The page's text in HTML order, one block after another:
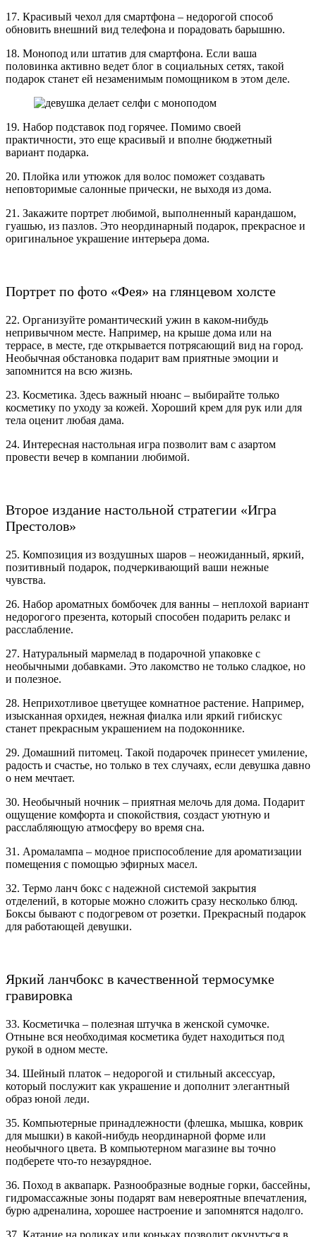
17. Красивый чехол для смартфона – недорогой способ
обновить внешний вид телефона и порадовать барышню.
18. Монопод или штатив для смартфона. Если ваша
половинка активно ведет блог в социальных сетях, такой
подарок станет ей незаменимым помощником в этом деле.
19. Набор подставок под горячее. Помимо своей
практичности, это еще красивый и вполне бюджетный
вариант подарка.
20. Плойка или утюжок для волос поможет создавать
неповторимые салонные прически, не выходя из дома.
21. Закажите портрет любимой, выполненный карандашом,
гуашью, из пазлов. Это неординарный подарок, прекрасное и
оригинальное украшение интерьера дома.
Портрет по фото «Фея» на глянцевом холсте
22. Организуйте романтический ужин в каком-нибудь
непривычном месте. Например, на крыше дома или на
террасе, в месте, где открывается потрясающий вид на город.
Необычная обстановка подарит вам приятные эмоции и
запомнится на всю жизнь.
23. Косметика. Здесь важный нюанс – выбирайте только
косметику по уходу за кожей. Хороший крем для рук или для
тела оценит любая дама.
24. Интересная настольная игра позволит вам с азартом
провести вечер в компании любимой.
Второе издание настольной стратегии «Игра
Престолов»
25. Композиция из воздушных шаров – неожиданный, яркий,
позитивный подарок, подчеркивающий ваши нежные
чувства.
26. Набор ароматных бомбочек для ванны – неплохой вариант
недорогого презента, который способен подарить релакс и
расслабление.
27. Натуральный мармелад в подарочной упаковке с
необычными добавками. Это лакомство не только сладкое, но
и полезное.
28. Неприхотливое цветущее комнатное растение. Например,
изысканная орхидея, нежная фиалка или яркий гибискус
станет прекрасным украшением на подоконнике.
29. Домашний питомец. Такой подарочек принесет умиление,
радость и счастье, но только в тех случаях, если девушка давно
о нем мечтает.
30. Необычный ночник – приятная мелочь для дома. Подарит
ощущение комфорта и спокойствия, создаст уютную и
расслабляющую атмосферу во время сна.
31. Аромалампа – модное приспособление для ароматизации
помещения с помощью эфирных масел.
32. Термо ланч бокс с надежной системой закрытия
отделений, в которые можно сложить сразу несколько блюд.
Боксы бывают с подогревом от розетки. Прекрасный подарок
для работающей девушки.
Яркий ланчбокс в качественной термосумке
гравировка
33. Косметичка – полезная штучка в женской сумочке.
Отныне вся необходимая косметика будет находиться под
рукой в одном месте.
34. Шейный платок – недорогой и стильный аксессуар,
который послужит как украшение и дополнит элегантный
образ юной леди.
35. Компьютерные принадлежности (флешка, мышка, коврик
для мышки) в какой-нибудь неординарной форме или
необычного цвета. В компьютерном магазине вы точно
подберете что-то незаурядное.
36. Поход в аквапарк. Разнообразные водные горки, бассейны,
гидромассажные зоны подарят вам невероятные впечатления,
бурю адреналина, хорошее настроение и запомнятся надолго.